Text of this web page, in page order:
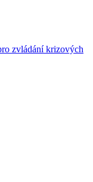
zvládání krizových